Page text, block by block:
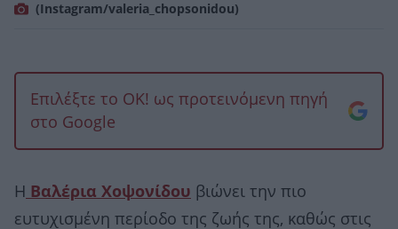
(Ιnstagram/valeria_chopsonidou)
Επιλέξτε το OK! ως προτεινόμενη πηγή
στο Google
Η Βαλέρια Χοψονίδου βιώνει την πιο
ευτυχισμένη περίοδο της ζωής της, καθώς στις